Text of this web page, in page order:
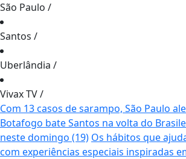
São Paulo /
Santos /
Uberlândia /
Vivax TV/
Com 13 casos de sarampo, São Paulo
Botafogo bate Santos na volta do
neste domingo (19) Os hábitos que
com experiências especiais inspiradas